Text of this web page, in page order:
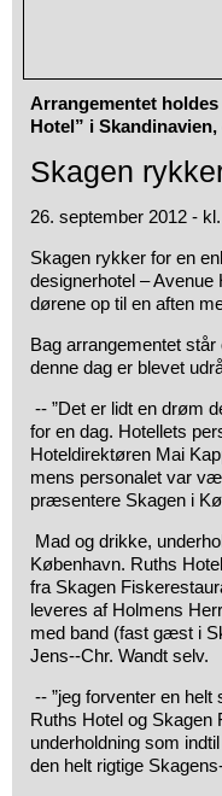
Arrangementet holdes
Hotel” i
Skagen
26. september 2012 -
Skagen rykker for en
designerhotel –
dørene op til en aften
Bag arrangementet
denne dag er blevet
-­‐ ”Det er lidt en drøm
for en dag. Hotellets
Hoteldirektøren Mai
mens personalet var
præsentere Skagen i
Mad og drikke,
København. Ruths
fra Skagen
leveres af Holmens
med band (fast gæst i
Jens-­‐Chr. Wandt selv.
-­‐ ”jeg forventer en
Ruths Hotel og Skagen
underholdning som
den helt rigtige